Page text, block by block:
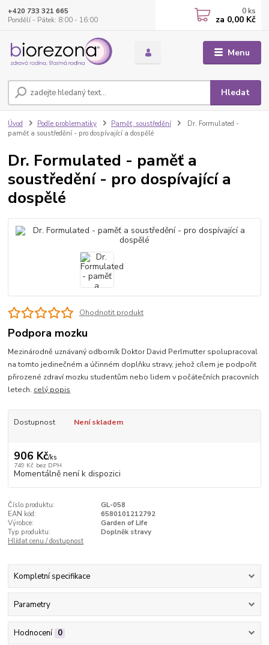
Menu
Hledat
+420 733 321 665
Pondělí - Pátek: 8:00 - 16:00
0 ks
za 0,00 Kč
Úvod Podle problematiky Paměť, soustředění
Dr. Formulated -
paměť a soustředění - pro dospívající a dospělé
Dr. Formulated - paměť a
soustředění - pro dospívající a
dospělé
Ohodnotit produkt
Podpora mozku
Mezinárodně uznávaný odborník Doktor David Perlmutter spolupracoval
na tomto jedinečném a účinném doplňku stravy, jehož cílem je podpořit
přirozené zdraví mozku studentům nebo lidem v počátečních pracovních
letech. celý popis
Dostupnost Není skladem
906 Kč/ks
749 Kč bez DPH
Momentálně není k dispozici
Číslo produktu:
GL-058
EAN kód:
6580101212792
Výrobce:
Garden of Life
Typ produktu:
Doplněk stravy
Hlídat cenu / dostupnost
Kompletní specifikace
Parametry
Hodnocení 0